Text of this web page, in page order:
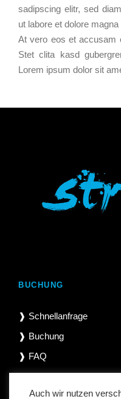
sadipscing elitr, sed
ut labore et dolore
At vero eos et accusam
Stet clita kasd
Lorem ipsum dolor sit
BUCHUNG
❱ Schnellanfrage
❱ Buchung
❱ FAQ
Auch wir nutzen